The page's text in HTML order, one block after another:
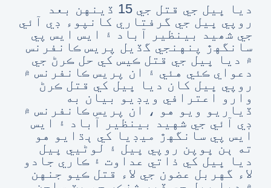
ديا ڀيل جي قتل جي 15 ڏينهن بعد
روپي ڀيل جي گرفتاري کانپوء ڊي آئي
جي شھيد بينظير آباد ۽ ايس ايس پي
سانگهڙ پنهنجي گڏيل پريس ڪانفرنس
۾ ديا ڀيل جي قتل ڪيس کي حل ڪرڻ جي
دعواي ڪئي هئي ۽ ان پريس ڪانفرنس ۾
روپي ڀيل کان ديا ڀيل کي قتل ڪرڻ
وارو اعترافي ويڊيو بيان به
ڏياريو ويو هو ، ان پريس ڪانفرنس ۾
ڊي آئي جي شهيد بينظير آباد ۽ ايس
ايس پي سانگهڙ ميڊيا کي ٻڌايو هو
ته ٻن ڀوپن روپي ڀيل ۽ لوڻيي ڀيل
ديا ڀيل کي ذاتي عداوت ۽ ڪاري جادو
لاء گهربل عضون جي لاء قتل ڪيو جنهن